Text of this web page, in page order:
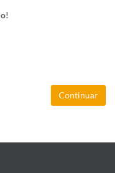
Continuar